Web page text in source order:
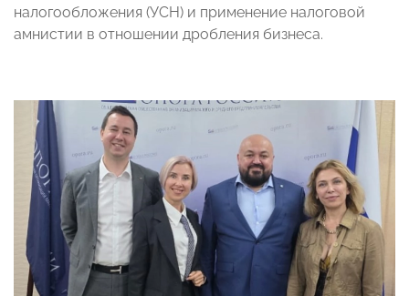
налогообложения (УСН) и применение налоговой
амнистии в отношении дробления бизнеса.